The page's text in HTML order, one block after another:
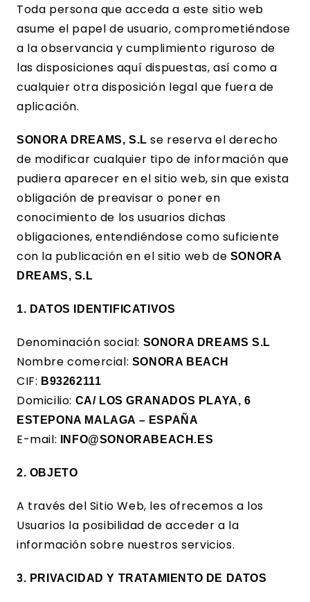
Toda persona que acceda a este sitio web
asume el papel de usuario, comprometiéndose
a la observancia y cumplimiento riguroso de
las disposiciones aquí dispuestas, así como a
cualquier otra disposición legal que fuera de
aplicación.
SONORA DREAMS, S.L se reserva el derecho
de modificar cualquier tipo de información que
pudiera aparecer en el sitio web, sin que exista
obligación de preavisar o poner en
conocimiento de los usuarios dichas
obligaciones, entendiéndose como suficiente
con la publicación en el sitio web de SONORA
DREAMS, S.L
1. DATOS IDENTIFICATIVOS
Denominación social: SONORA DREAMS S.L
Nombre comercial: SONORA BEACH
CIF: B93262111
Domicilio: CA/ LOS GRANADOS PLAYA, 6
ESTEPONA MALAGA – ESPAÑA
E-mail: INFO@SONORABEACH.ES
2. OBJETO
A través del Sitio Web, les ofrecemos a los
Usuarios la posibilidad de acceder a la
información sobre nuestros servicios.
3. PRIVACIDAD Y TRATAMIENTO DE DATOS